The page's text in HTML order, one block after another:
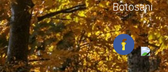
Botosani